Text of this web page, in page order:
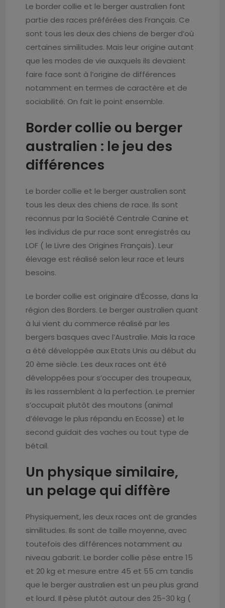
Le border collie et le berger australien font
partie des races préférées des Français. Ce
sont tous les deux des chiens de berger d’où
certaines similitudes. Mais leur origine autant
que les modes de vie auxquels ils devaient
faire face sont à l’origine de différences
notamment en termes de caractère et de
sociabilité. On fait le point ensemble.
Border collie ou berger
australien : le jeu des
différences
Le border collie et le berger australien sont
tous les deux des chiens de race. Ils sont
reconnus par la Société Centrale Canine et
les individus de pur race sont enregistrés au
LOF ( le Livre des Origines Français). Leur
élevage est réalisé selon leur race et leurs
besoins.
Le border collie est originaire d’Écosse, dans la
région des Borders. Le berger australien quant
à lui vient du commerce réalisé par les
bergers basques avec l’Australie. Mais la race
a été développée aux Etats Unis au début du
20 ème siècle. Les deux races ont été
développées pour s’occuper des troupeaux,
ils les rassemblent à la perfection. Le premier
s’occupait plutôt des moutons (animal
d’élevage le plus répandu en Ecosse) et le
second guidait des vaches ou tout type de
bétail.
Un physique similaire,
un pelage qui diffère
Physiquement, les deux races ont de grandes
similitudes. Ils sont de taille moyenne, avec
toutefois des différences notamment au
niveau gabarit. Le border collie pèse entre 15
et 20 kg et mesure entre 45 et 55 cm tandis
que le berger australien est un peu plus grand
et lourd. Il pèse plutôt autour des 25-30 kg (